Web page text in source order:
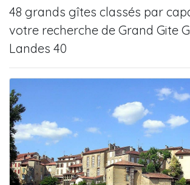
48 grands gîtes classés par
votre recherche de Grand Gite
Landes 40